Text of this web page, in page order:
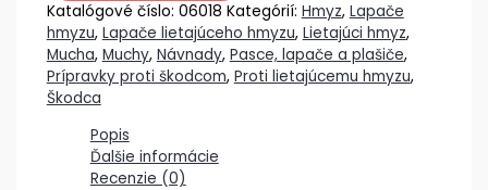
Katalógové číslo: 06018 Kategórií: Hmyz, Lapače
hmyzu, Lapače lietajúceho hmyzu, Lietajúci hmyz,
Mucha, Muchy, Návnady, Pasce, lapače a plašiče,
Prípravky proti škodcom, Proti lietajúcemu hmyzu,
Škodca
Popis
Ďalšie informácie
Recenzie (0)